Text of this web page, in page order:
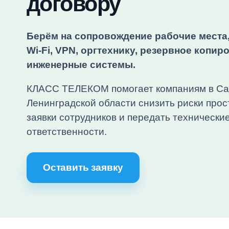
Берём на сопровождение рабочие
Wi‑Fi, VPN, оргтехнику, резервное
инженерные системы.
КЛАСС ТЕЛЕКОМ помогает компаниям в
Ленинградской области снизить риски
заявки сотрудников и передать
ответственности.
Оставить заявку